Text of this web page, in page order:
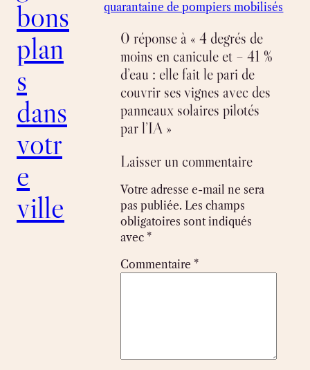
bons
plan
s
dans
votr
e
ville
quarantaine de pompiers mobilisés
0 réponse à « 4 degrés de
moins en canicule et – 41 %
d’eau : elle fait le pari de
couvrir ses vignes avec des
panneaux solaires pilotés
par l’IA »
Laisser un commentaire
Votre adresse e-mail ne sera
pas publiée. Les champs
obligatoires sont indiqués
avec *
Commentaire *